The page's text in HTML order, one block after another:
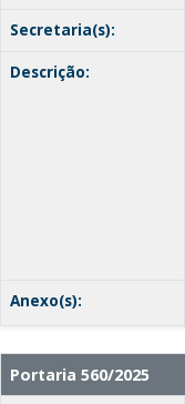
Secretaria(s):
Descrição:
Anexo(s):
Portaria 560/2025